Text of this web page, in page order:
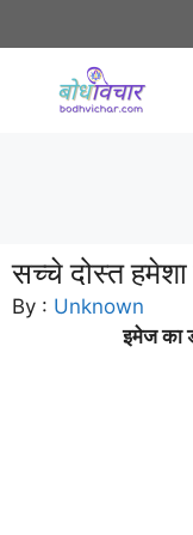
to
सच्चे दोस्त
By : Unknown
इमेज का